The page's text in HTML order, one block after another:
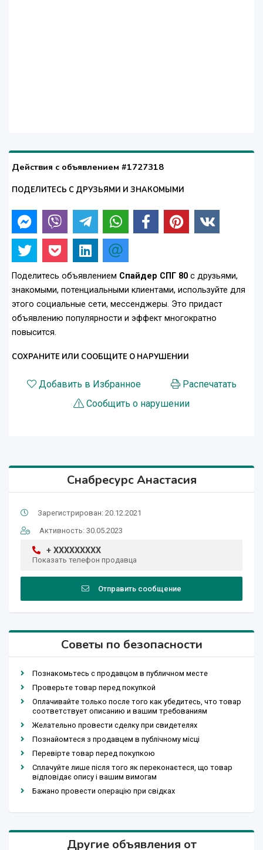
Действия с объявлением #1727318
ПОДЕЛИТЕСЬ С ДРУЗЬЯМИ И ЗНАКОМЫМИ
Поделитесь объявлением Спайдер СПГ 80 с друзьями,
знакомыми, потенциальными клиентами, используйте для
этого социальные сети, мессенджеры. Это придаст
объявлению популярности и эффект многократно
повысится.
СОХРАНИТЕ ИЛИ СООБЩИТЕ О НАРУШЕНИИ
Добавить в Избранное
Распечатать
Сообщить о нарушении
Снабресурс Анастасия
Зарегистрирован: 20.12.2021
Активность: 30.05.2023
+ XXXXXXXXX
Показать телефон продавца
Отправить сообщение
Советы по безопасности
Познакомьтесь с продавцом в публичном месте
Проверьте товар перед покупкой
Оплачивайте только после того как убедитесь, что товар
соответствует описанию и вашим требованиям
Желательно провести сделку при свидетелях
Познайомтеся з продавцем в публічному місці
Перевірте товар перед покупкою
Сплачуйте лише після того як переконаєтеся, що товар
відповідає опису і вашим вимогам
Бажано провести операцію при свідках
Другие объявления от